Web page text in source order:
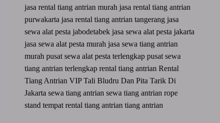
jasa rental tiang antrian murahjasa rental tiang antrian
purwakartajasa rental tiang antrian tangerangjasa
sewa alat pesta jabodetabekjasa sewa alat pesta jakarta
jasa sewa alat pesta murahjasa sewa tiang antrian
murahpusat sewa alat pesta terlengkappusat sewa
tiang antrian terlengkaprental tiang antrianRental
Tiang Antrian VIP Tali Bludru Dan Pita Tarik Di
Jakartasewa tiang antriansewa tiang antrian rope
standtempat rental tiang antriantiang antrian